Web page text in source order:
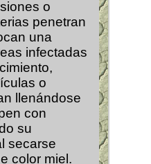
o
penetran
una
infectadas
o
llenándose
con
su
secarse
color miel.